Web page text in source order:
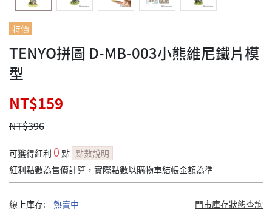
特價
TENYO拼圖 D-MB-003小熊維尼鐵片模
型
NT$159
NT$396
可獲得紅利 0 點 點數說明
紅利點數為售價計算，實際點數以購物車結帳金額為準
線上庫存: 熱賣中 門市庫存狀態查詢